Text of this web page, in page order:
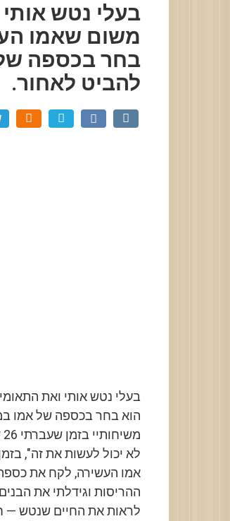
בעלי נטש
משום שאמו
בחר בכספה
להביט לאחור.
בעלי נטש אותי ואת
הוא בחר בכספה של אמו
לא יכול לעשות את זה",
אמו העשירה, לקח את
ההריסות וגידלתי את
לראות את החיים שנטש —